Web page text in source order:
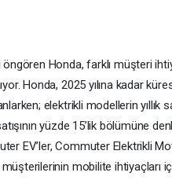
Honda, farklı müşteri
Honda, 2025 yılına kadar
elektrikli modellerin yıllık
yüzde 15’lik bölümüne
EV’ler, Commuter Elektrikli
mobilite ihtiyaçları